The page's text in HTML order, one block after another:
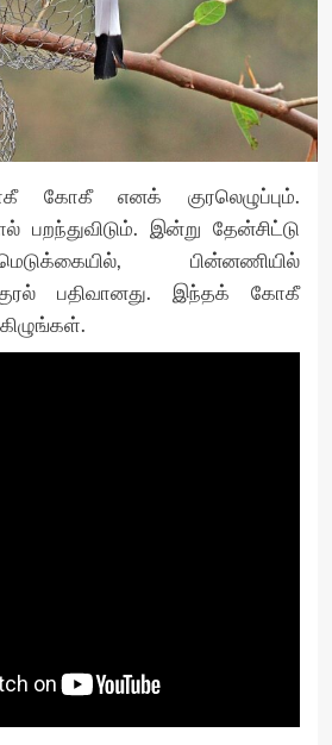
கோகீ எனக் குரலெழுப்பும்.
பறந்துவிடும். இன்று தேன்சிட்டு
பின்னணியில்
பதிவானது. இந்தக் கோகீ